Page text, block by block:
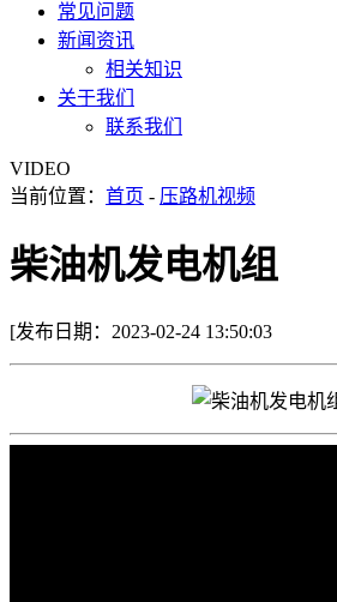
常见问题
新闻资讯
相关知识
关于我们
联系我们
VIDEO
当前位置： 首页 - 压路机视频
柴油机发电机组
[发布日期：2023-02-24 13:50:03